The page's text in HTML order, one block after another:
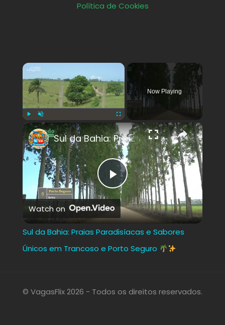
Política de Cookies
×
Play Unmute Fullscreen
Now Playing
×
Play
Video
Sul da Bahia: Praias Paradisíacas e Sabores Únicos em Trancoso e Porto Seguro
Watch on
Sul da Bahia: Praias Paradisíacas e Sabores
Únicos em Trancoso e Porto Seguro
© VagasFlix 2026 - Todos os direitos reservados.